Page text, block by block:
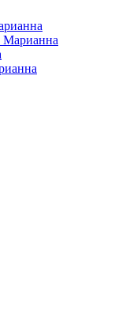
Марианна